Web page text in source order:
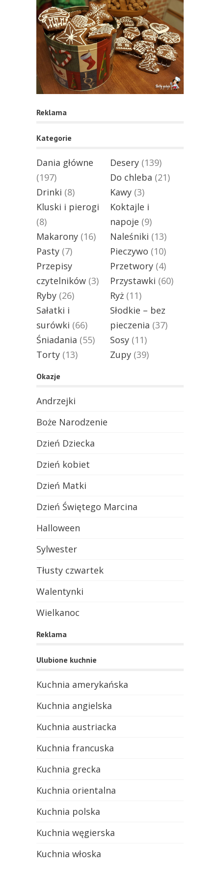
Reklama
Kategorie
Dania główne
(197)
Desery (139)
Do chleba (21)
Drinki (8) Kawy (3)
Kluski i pierogi
(8)
Koktajle i
napoje (9)
Makarony (16) Naleśniki (13)
Pasty (7) Pieczywo (10)
Przepisy
czytelników (3)
Przetwory (4)
Przystawki (60)
Ryby (26) Ryż (11)
Sałatki i
surówki (66)
Słodkie – bez
pieczenia (37)
Śniadania (55) Sosy (11)
Torty (13) Zupy (39)
Okazje
Andrzejki
Boże Narodzenie
Dzień Dziecka
Dzień kobiet
Dzień Matki
Dzień Świętego Marcina
Halloween
Sylwester
Tłusty czwartek
Walentynki
Wielkanoc
Reklama
Ulubione kuchnie
Kuchnia amerykańska
Kuchnia angielska
Kuchnia austriacka
Kuchnia francuska
Kuchnia grecka
Kuchnia orientalna
Kuchnia polska
Kuchnia węgierska
Kuchnia włoska